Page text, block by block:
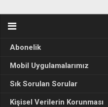
Abonelik
Mobil Uygulamalarımız
Sık Sorulan Sorular
Kişisel Verilerin Korunması